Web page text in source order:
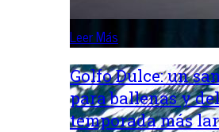
Leer Más
Golfo Dulce: un
para ballenas y
temporada más